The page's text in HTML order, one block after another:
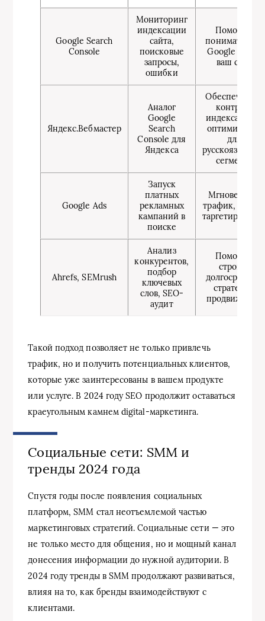
Google Search
Console
Мониторинг
индексации
сайта,
поисковые
запросы,
ошибки
Помогает
понимать, как
Google видит
ваш сайт
Яндекс.Вебмастер
Аналог
Google
Search
Console для
Яндекса
Обеспечивает
контроль
индексации и
оптимизации
для
сегмента
Google Ads
Запуск
платных
рекламных
кампаний в
поиске
Мгновенный
трафик,
Ahrefs, SEMrush
Анализ
конкурентов,
подбор
ключевых
слов, SEO-
аудит
Помогает
строить
долгосрочную
стратегию
продвижения
Такой подход позволяет не только привлечь
трафик, но и получить потенциальных клиентов,
которые уже заинтересованы в вашем продукте
или услуге. В 2024 году SEO продолжит оставаться
краеугольным камнем digital-маркетинга.
Социальные сети: SMM и
тренды 2024 года
Спустя годы после появления социальных
платформ, SMM стал неотъемлемой частью
маркетинговых стратегий. Социальные сети — это
не только место для общения, но и мощный канал
донесения информации до нужной аудитории. В
2024 году тренды в SMM продолжают развиваться,
влияя на то, как бренды взаимодействуют с
клиентами.